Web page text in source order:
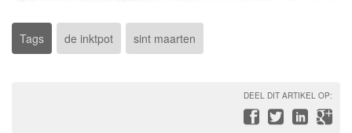
Tags de inktpot sint maarten
DEEL DIT ARTIKEL OP: